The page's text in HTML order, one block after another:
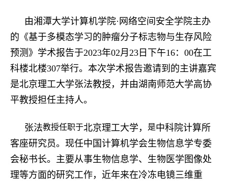
由湘潭大学计算机学院· 网络空间安全学院主办
的《基于多模态学习的肿瘤分子标志物与生存风险
预测 》学术报告于2023年02月 23 日下午16： 00在工
科楼北楼307举行。本次学术报告邀请到的主讲嘉宾
是北京理工大学张法教授 ，并由湖南师范大学高协
平教授担任主持人。
张法教授任职于北京理工大学， 是中科院计算所
客座研究员。现任中国计算机学会生物信息学专委
会秘书长。主要从事生物信息学、生物医学图像处
理等方面的研究工作，近年来在冷冻电镜三维重